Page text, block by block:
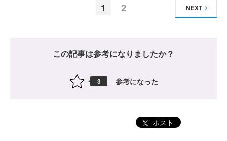
1 2 NEXT
この記事は参考になりましたか？
3 参考になった
ポスト